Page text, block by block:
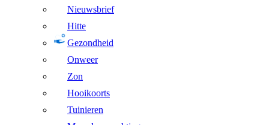
Nieuwsbrief
Hitte
Gezondheid
Onweer
Zon
Hooikoorts
Tuinieren